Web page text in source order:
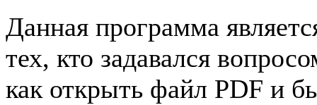
Данная программа
тех, кто задавался
как открыть файл PDF и